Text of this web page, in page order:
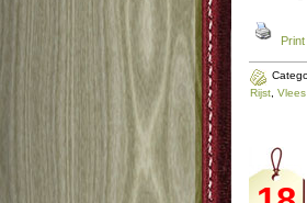
Rijst Vlees